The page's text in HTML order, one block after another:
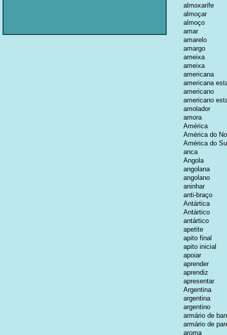
almoxarife
almoçar
almoço
amar
amarelo
amargo
ameixa
ameixa
americana
americana
americano
americano
amolador
amora
América
América do
América do
anca
Angola
angolana
angolano
aninhar
anti-braço
Antártica
Antártico
antártico
apetite
apito final
apito inicial
apoiar
aprender
aprendiz
apresentar
Argentina
argentina
argentino
armário de
armário de
aroma